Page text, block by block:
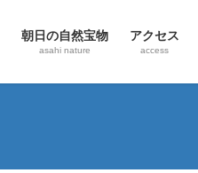
朝日の自然宝物
asahi nature
アクセス
access